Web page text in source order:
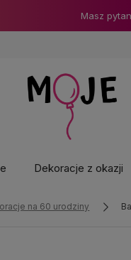
Masz
Dekoracje z okazji
na 60 urodziny